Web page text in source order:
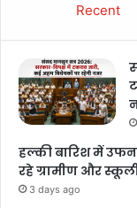
Recent
हल्की बारिश में
रहे ग्रामीण और
3 days ago